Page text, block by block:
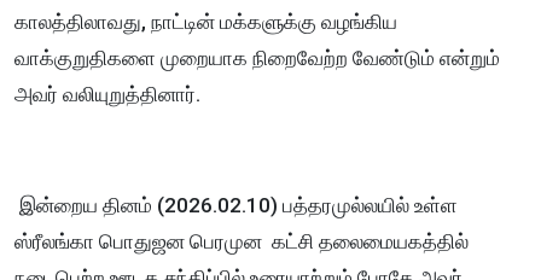
காலத்திலாவது, நாட்டின் மக்களுக்கு வழங்கிய
வாக்குறுதிகளை முறையாக நிறைவேற்ற வேண்டும் என்றும்
அவர் வலியுறுத்தினார்.
இன்றைய தினம் (2026.02.10) பத்தரமுல்லயில் உள்ள
ஸ்ரீலங்கா பொதுஜன பெரமுன கட்சி தலைமையகத்தில்